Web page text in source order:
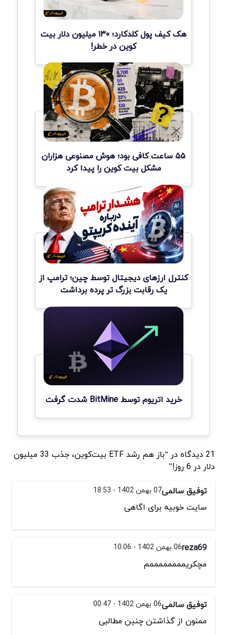
هک کیف پول کلدکارد؛ ۱۳۰ میلیون دلار بیت
کوین در خطر!
۵۵ ساعت کافی بود؛ هوش مصنوعی هزاران
مشکل بیت کوین را پیدا کرد
کنترل ارزهای دیجیتال توسط چین؛ ترامپ از
یک رقابت بزرگ تر پرده برداشت
خرید اتریوم توسط BitMine شدت گرفت
21 دیدگاه در “باز هم رشد ETF‌ بیت‌کوین، جذب 33 میلیون
دلار در 6 روز!”
توفیق سالمی07 بهمن 1402 - 18:53
سایت خوبیه برای اگاهی
reza6906 بهمن 1402 - 10:06
مچکریممممممممم
توفیق سالمی06 بهمن 1402 - 00:47
ممنون از گذاشتن چنین مطالبی